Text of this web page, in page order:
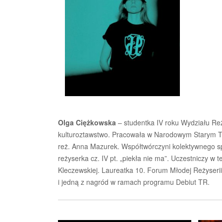
Olga Ciężkowska – studentka IV roku Wydziału
kulturoztawstwo. Pracowała w Narodowym Starym
reż. Anna Mazurek. Współtwórczyni kolektywnego
reżyserka cz. IV pt. „piekła nie ma”. Uczestniczy
Kleczewskiej. Laureatka 10. Forum Młodej
i jedną z nagród w ramach programu Debiut TR.